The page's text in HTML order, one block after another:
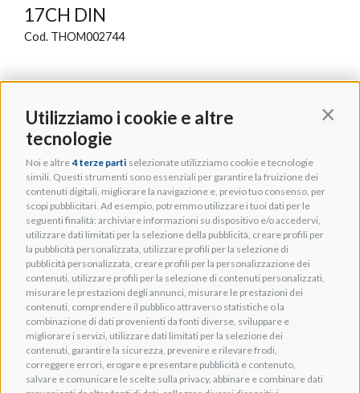
Utilizziamo i cookie e altre
tecnologie
Noi e altre 4 terze parti selezionate utilizziamo cookie e tecnologie
simili. Questi strumenti sono essenziali per garantire la fruizione dei
contenuti digitali, migliorare la navigazione e, previo tuo consenso, per
scopi pubblicitari. Ad esempio, potremmo utilizzare i tuoi dati per le
seguenti finalità: archiviare informazioni su dispositivo e/o accedervi,
utilizzare dati limitati per la selezione della pubblicità, creare profili per
la pubblicità personalizzata, utilizzare profili per la selezione di
pubblicità personalizzata, creare profili per la personalizzazione dei
contenuti, utilizzare profili per la selezione di contenuti personalizzati,
misurare le prestazioni degli annunci, misurare le prestazioni dei
contenuti, comprendere il pubblico attraverso statistiche o la
combinazione di dati provenienti da fonti diverse, sviluppare e
migliorare i servizi, utilizzare dati limitati per la selezione dei
contenuti, garantire la sicurezza, prevenire e rilevare frodi,
correggere errori, erogare e presentare pubblicità e contenuto,
salvare e comunicare le scelte sulla privacy, abbinare e combinare dati
17CH DIN
Cod. THOM002744